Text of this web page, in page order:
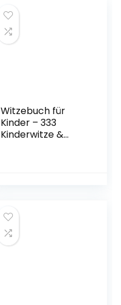
Witzebuch für
Kinder – 333
Kinderwitze &
Kinderbücher
Taschenbuch – 12.
November 2019